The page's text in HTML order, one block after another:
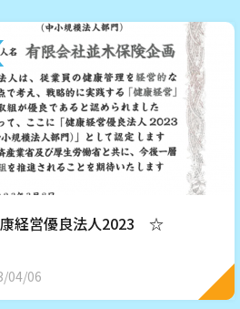
経営優良法人2023 ☆
04/06